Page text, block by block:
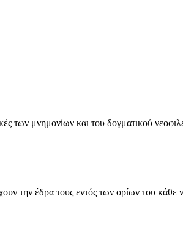
των μνημονίων και του δογματικού
την έδρα τους εντός των ορίων του κάθε